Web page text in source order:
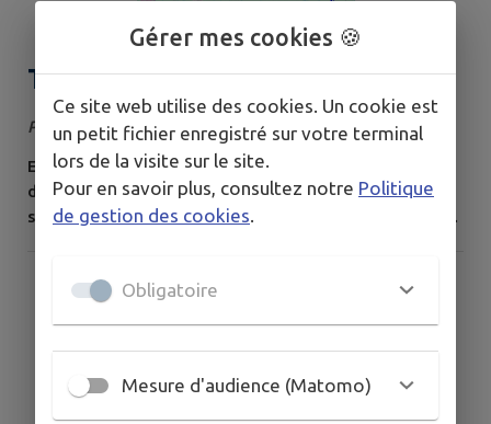
Travaux d'adduction d'eau rue
du Couraillon
Publié le vendredi 17 juillet 2026
En raison des travaux de renouvellement du réseau et
des branchements d'eau potable, la circulation et le
stationnement sur la Route Départementale n°160 (Rue
les dispositions des articles suivants. Article 2 : Durée et
Gérer mes cookies 🍪
Ce site web utilise des cookies. Un cookie est
un petit fichier enregistré sur votre terminal
lors de la visite sur le site.
Pour en savoir plus, consultez notre Politique
de gestion des cookies
Obligatoire
Mesure d'audience (Matomo)